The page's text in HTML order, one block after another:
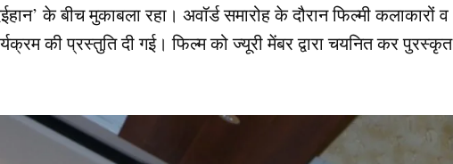
के बीच मुकाबला रहा। अवॉर्ड समारोह के दौरान फिल्मी कलाकारों व
की प्रस्तुति दी गई। फिल्म को ज्यूरी मेंबर द्वारा चयनित कर पुरस्कृत